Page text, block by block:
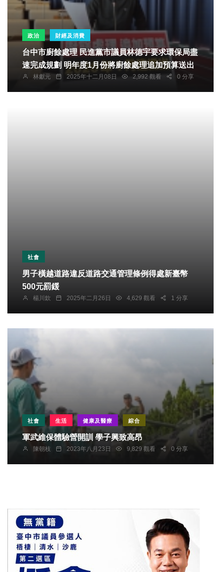
政治 財經及消費
台中市廚餘處理 民進黨市議員林德宇要求環保局盡
速完成規劃 明年度1月份將廚餘處理追加預算送出
林獻元 2025年十二月08日 2,992 觀看 0 分享
社會
男子橫越道路違反道路交通管理條例得處新臺幣
500元罰鍰
楊川欽 2025年二月26日 4,629 觀看 1 分享
社會 生活 健康及醫療 綜合
軍武維保體驗營開訓 學子興致高昂
陳朝枝 2023年八月23日 9,829 觀看 0 分享